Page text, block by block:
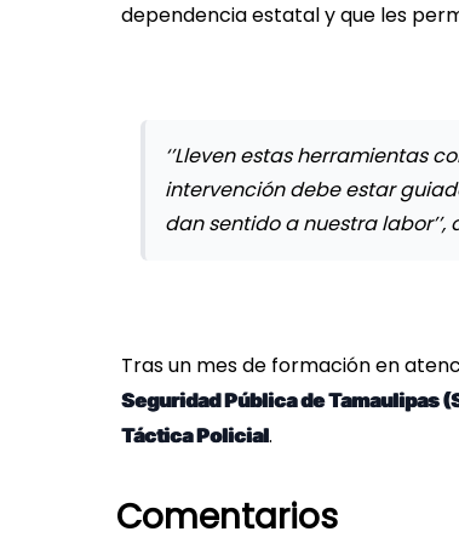
dependencia estatal y que les
‘’Lleven estas herramientas
intervención debe estar
dan sentido a nuestra labor’’,
Tras un mes de formación en
Seguridad Pública de Tamaulipas
Táctica Policial.
Comentarios